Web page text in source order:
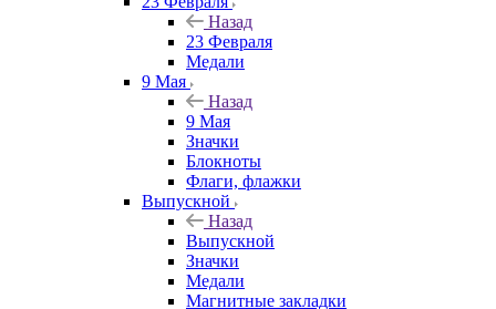
Назад
23 Февраля
Медали
9 Мая
Назад
9 Мая
Значки
Блокноты
Флаги, флажки
Выпускной
Назад
Выпускной
Значки
Медали
Магнитные закладки